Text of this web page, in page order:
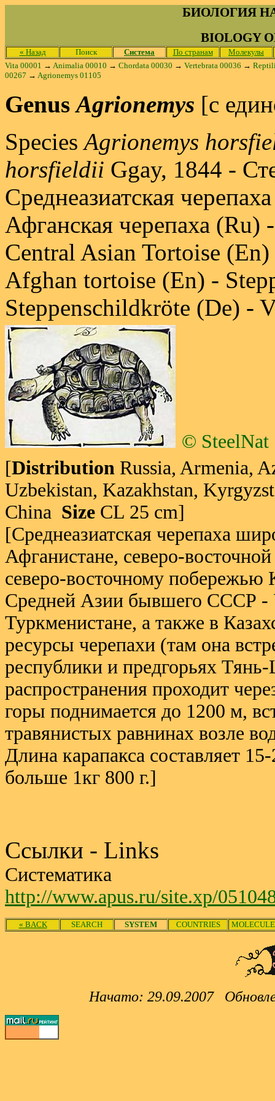
БИОЛОГИЯ
BIOLOGY
« Назад Поиск Система По странам
Молекулы
Vita 00001 → Animalia 00010 → Chordata 00030 → Vertebrata 00036 →
00267 → Agrionemys 01105
GenusAgrionemys [с
SpeciesAgrionemys
horsfieldii Ggay, 1844 -
Среднеазиатская
Афганская черепаха
Central Asian Tortoise
Afghan tortoise (En) -
Steppenschildkröte (De) -
© SteelNat
[Distribution Russia, Armenia,
Uzbekistan, Kazakhstan,
China Size CL 25 cm]
[Среднеазиатская черепаха
Афганистане, северо-
северо-восточному побережью
Средней Азии бывшего СССР -
Туркменистане, а также в
ресурсы черепахи (там она
республики и предгорьях
распространения проходит
горы поднимается до 1200 м,
травянистых равнинах возле
Длина карапакса составляет
больше 1кг 800 г.]
Ссылки - Links
Систематика
http://www.apus.ru/site.xp/
« BACK SEARCH SYSTEM COUNTRIES
Начато: 29.09.2007